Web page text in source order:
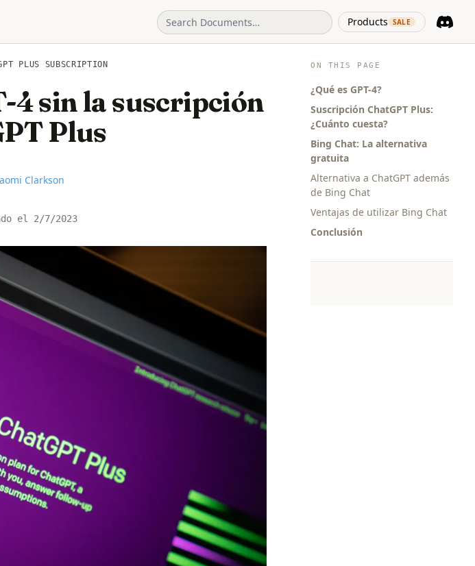
Products SALE
(opens in
ON THIS PAGE
¿Qué es GPT-4?
Suscripción ChatGPT Plus:
¿Cuánto cuesta?
Bing Chat: La alternativa
gratuita
Alternativa a ChatGPT además
de Bing Chat
Ventajas de utilizar Bing Chat
Conclusión
PLUS SUBSCRIPTION
4 sin la suscripción
Plus
Clarkson
el 2/7/2023